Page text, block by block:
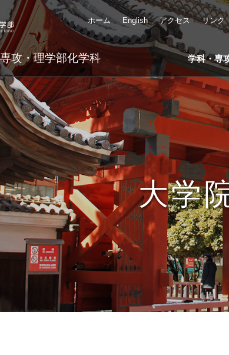
攻・理学部化学科 学科・専
ホーム English アクセス リンク
大学